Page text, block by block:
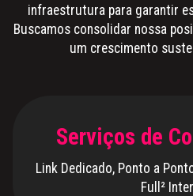
infraestrutura para garantir
Buscamos consolidar nossa
um crescimento
Serviços de
Link Dedicado, Ponto a
Full²